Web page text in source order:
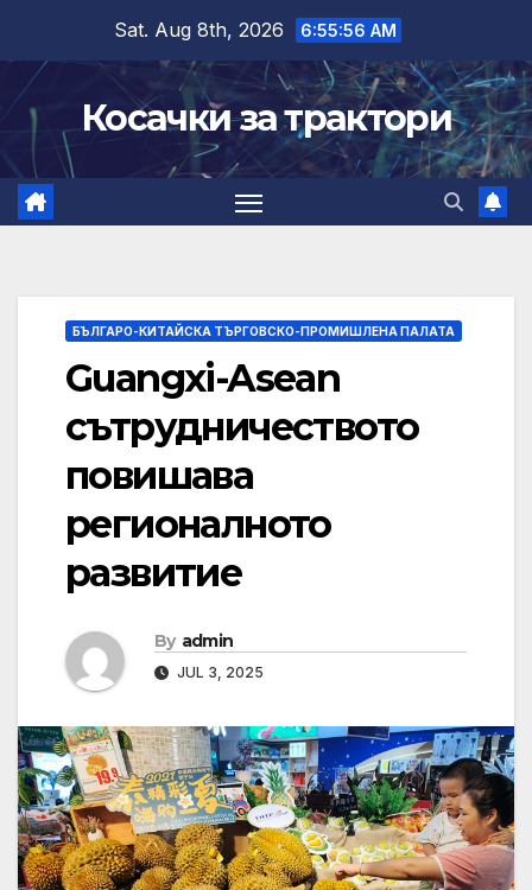
content
Sat. Aug 8th, 2026 6:55:57 AM
Косачки за трактори
БЪЛГАРО-КИТАЙСКА ТЪРГОВСКО-ПРОМИШЛЕНА ПАЛАТА
Guangxi-Asean
сътрудничеството
повишава
регионалното
развитие
By admin
JUL 3, 2025